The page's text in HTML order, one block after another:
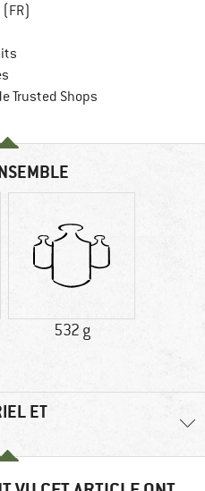
Trusted Shops
532 g
ET